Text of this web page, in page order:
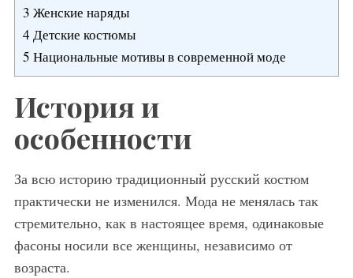
3 Женские наряды
4 Детские костюмы
5 Национальные мотивы в современной моде
История и
особенности
За всю историю традиционный русский костюм
практически не изменился. Мода не менялась так
стремительно, как в настоящее время, одинаковые
фасоны носили все женщины, независимо от
возраста.